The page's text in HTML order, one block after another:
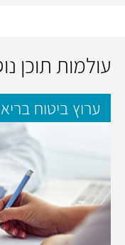
עולמות תוכן
ערוץ ביטוח